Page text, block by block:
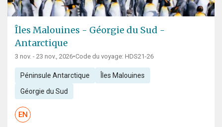
Îles Malouines - Géorgie du Sud -
Antarctique
3 nov. - 23 nov., 2026•Code du voyage: HDS21-26
Péninsule Antarctique Îles Malouines
Géorgie du Sud
EN